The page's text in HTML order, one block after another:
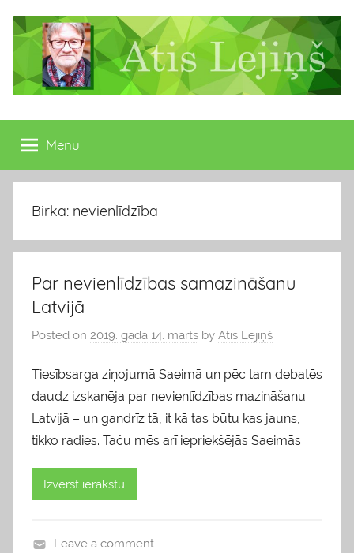
content
Atis
Lejiņš
13.
Saeimas
deputāts
Menu
Birka: nevienlīdzība
Par nevienlīdzības samazināšanu
Latvijā
Posted on 2019. gada 14. marts by Atis Lejiņš
Tiesībsarga ziņojumā Saeimā un pēc tam debatēs
daudz izskanēja par nevienlīdzības mazināšanu
Latvijā – un gandrīz tā, it kā tas būtu kas jauns,
tikko radies. Taču mēs arī iepriekšējās Saeimās
Izvērst ierakstu
Leave a comment